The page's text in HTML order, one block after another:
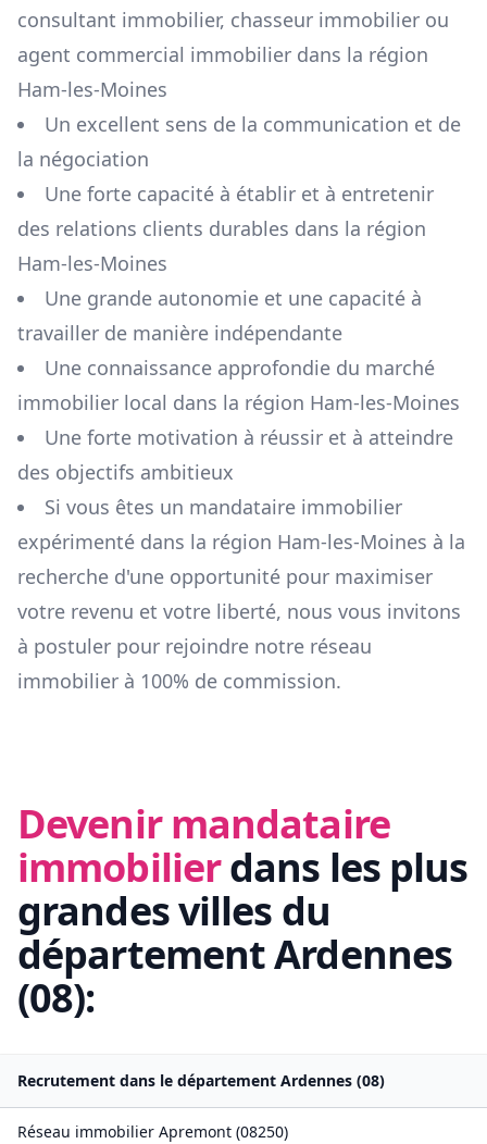
consultant immobilier, chasseur immobilier ou
agent commercial immobilier dans la région
Ham-les-Moines
Un excellent sens de la communication et de
la négociation
Une forte capacité à établir et à entretenir
des relations clients durables dans la région
Ham-les-Moines
Une grande autonomie et une capacité à
travailler de manière indépendante
Une connaissance approfondie du marché
immobilier local dans la région Ham-les-Moines
Une forte motivation à réussir et à atteindre
des objectifs ambitieux
Si vous êtes un mandataire immobilier
expérimenté dans la région Ham-les-Moines à la
recherche d'une opportunité pour maximiser
votre revenu et votre liberté, nous vous invitons
à postuler pour rejoindre notre réseau
immobilier à 100% de commission.
Devenir mandataire
immobilierdans les plus
grandes villes du
départementArdennes
(08):
Recrutement dans le département Ardennes (08)
Réseau immobilier Apremont (08250)